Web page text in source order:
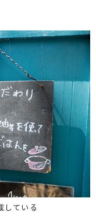
している